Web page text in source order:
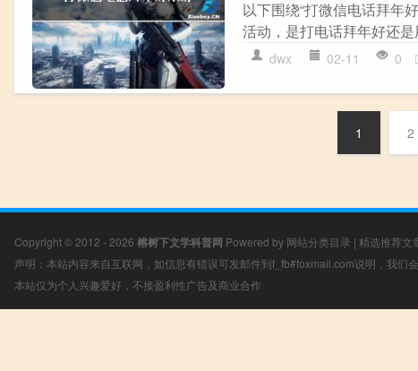
以下围绕“打微信电话拜年
活动，是打电话拜年好还
dwx 02-11 0
1 2
Copyright © 2012 - 2026 榕树下文学科普网 Powered by 网站分类目录 | 精选推荐文
声明：本站内容来自互联网，如信息有错误可发邮件到f_fb#foxmail.com说明，我们
本站仅为个人兴趣爱好，不接盈利性广告及商业合作